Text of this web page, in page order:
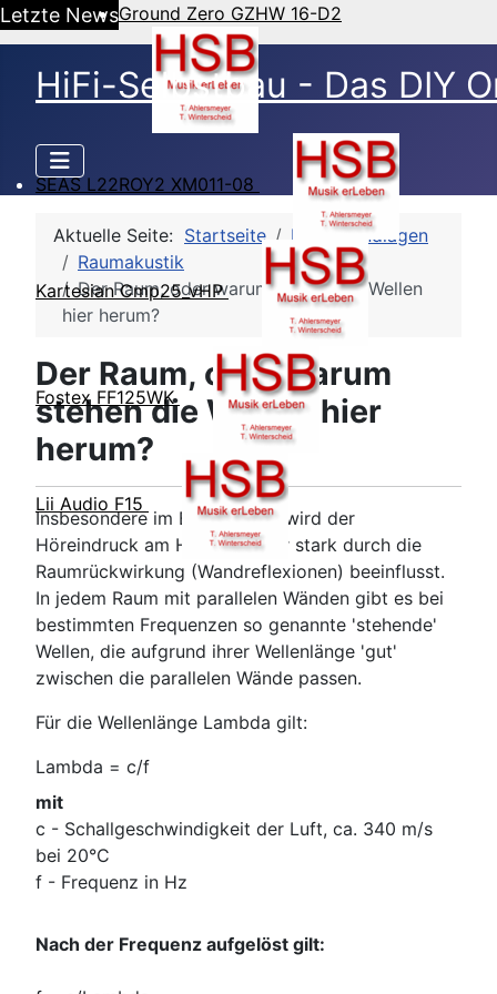
Letzte NewsGround Zero GZHW 16-D2
SEAS L22ROY2 XM011-08
Kartesian Cmp25_vHP
Fostex FF125WK
Lii Audio F15
HiFi-Selbstbau - Das DIY
Aktuelle Seite: Startseite
HSB Grundlagen
Raumakustik
Der Raum, oder warum stehen die Wellen
hier herum?
Der Raum, oder warum
stehen die Wellen hier
herum?
Insbesondere im Bassbereich wird der
Höreindruck am Hörplatz sehr stark durch die
Raumrückwirkung (Wandreflexionen) beeinflusst.
In jedem Raum mit parallelen Wänden gibt es bei
bestimmten Frequenzen so genannte 'stehende'
Wellen, die aufgrund ihrer Wellenlänge 'gut'
zwischen die parallelen Wände passen.
Für die Wellenlänge Lambda gilt:
Lambda = c/f
mit
c - Schallgeschwindigkeit der Luft, ca. 340 m/s
bei 20°C
f - Frequenz in Hz
Nach der Frequenz aufgelöst gilt: